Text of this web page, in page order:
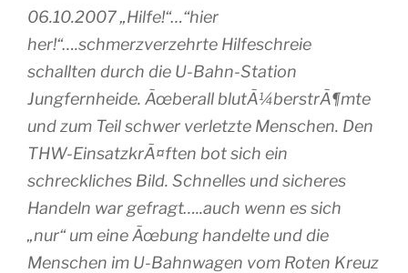
06.10.2007 „Hilfe!“…“hier
her!“….schmerzverzehrte Hilfeschreie
schallten durch die U-Bahn-Station
Jungfernheide. Ãœberall blutÃ¼berstrÃ¶mte
und zum Teil schwer verletzte Menschen. Den
THW-EinsatzkrÃ¤ften bot sich ein
schreckliches Bild. Schnelles und sicheres
Handeln war gefragt…..auch wenn es sich
„nur“ um eine Ãœbung handelte und die
Menschen im U-Bahnwagen vom Roten Kreuz